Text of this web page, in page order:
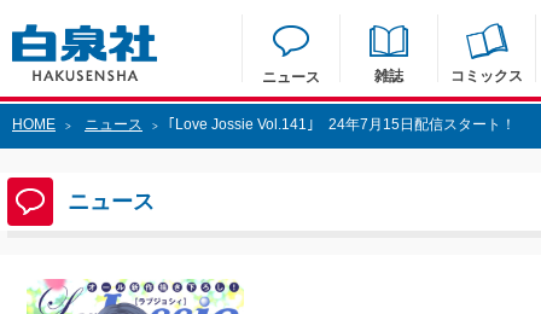
ニュース 雑誌 コミックス
HOME > ニュース > ｢Love Jossie Vol.141｣ 24年7月15日配信スタート！
ニュース